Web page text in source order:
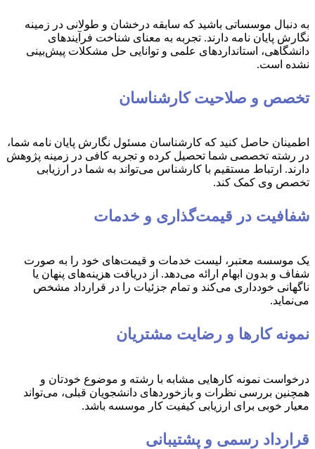
به دنبال موسساتی باشید که سابقه درخشان و طولانی در زمینه
نگارش پایان نامه دارند. تجربه به معنای شناخت فرآیندهای
دانشگاهی، استانداردهای علمی و توانایی حل مشکلات پیش‌بینی
نشده است.
تخصص و صلاحیت کارشناسان
اطمینان حاصل کنید که کارشناسان مسئول نگارش پایان نامه شما،
در رشته تخصصی شما تحصیل کرده و تجربه کافی در زمینه پژوهش
دارند. ارتباط مستقیم با کارشناس می‌تواند به شما در ارزیابی
تخصص وی کمک کند.
شفافیت در قیمت‌گذاری و خدمات
یک موسسه معتبر، لیست خدمات و قیمت‌های خود را به صورت
شفاف و بدون ابهام ارائه می‌دهد. از دریافت هزینه‌های پنهان یا
ناگهانی خودداری می‌کند و تمام جزئیات را در قرارداد مشخص
می‌نماید.
نمونه کارها و رضایت مشتریان
درخواست نمونه کارهایی مشابه با رشته و موضوع خودتان و
همچنین بررسی نظرات و بازخوردهای دانشجویان قبلی، می‌تواند
معیار خوبی برای ارزیابی کیفیت کار موسسه باشد.
قرارداد رسمی و پشتیبانی